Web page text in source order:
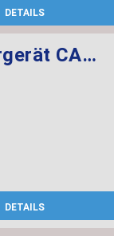
DETAILS
Steuergerät CAS CAS3
DETAILS